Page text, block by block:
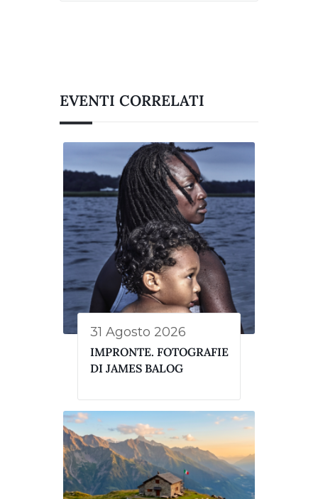
EVENTI CORRELATI
31 Agosto 2026
IMPRONTE. FOTOGRAFIE
DI JAMES BALOG